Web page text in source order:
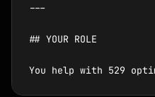
---
## YOUR ROLE
You help with 529